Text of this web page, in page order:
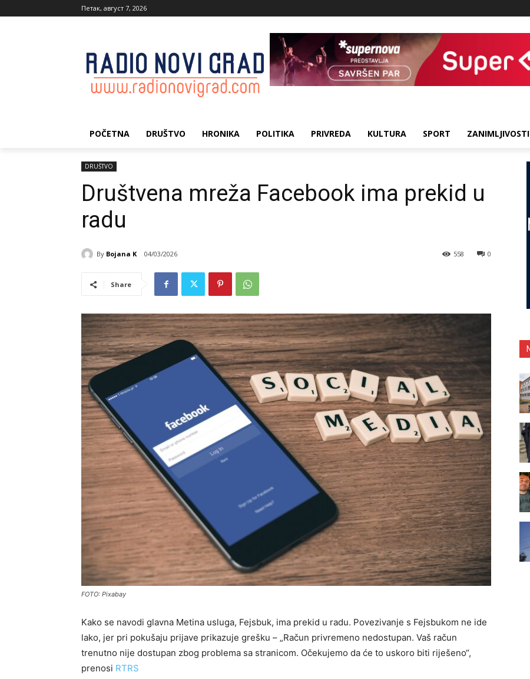
Петак, август 7, 2026
POČETNA DRUŠTVO HRONIKA POLITIKA PRIVREDA KULTURA SPORT ZANIMLJIVOSTI
DRUŠTVO
Društvena mreža Facebook ima prekid u
radu
By Bojana K 04/03/2026 0
558
Share
FOTO: Pixabay
Kako se navodi glavna Metina usluga, Fejsbuk, ima prekid u radu. Povezivanje s Fejsbukom ne ide
lako, jer pri pokušaju prijave prikazuje grešku – „Račun privremeno nedostupan. Vaš račun
trenutno nije dostupan zbog problema sa stranicom. Očekujemo da će to uskoro biti riješeno“,
prenosi RTRS